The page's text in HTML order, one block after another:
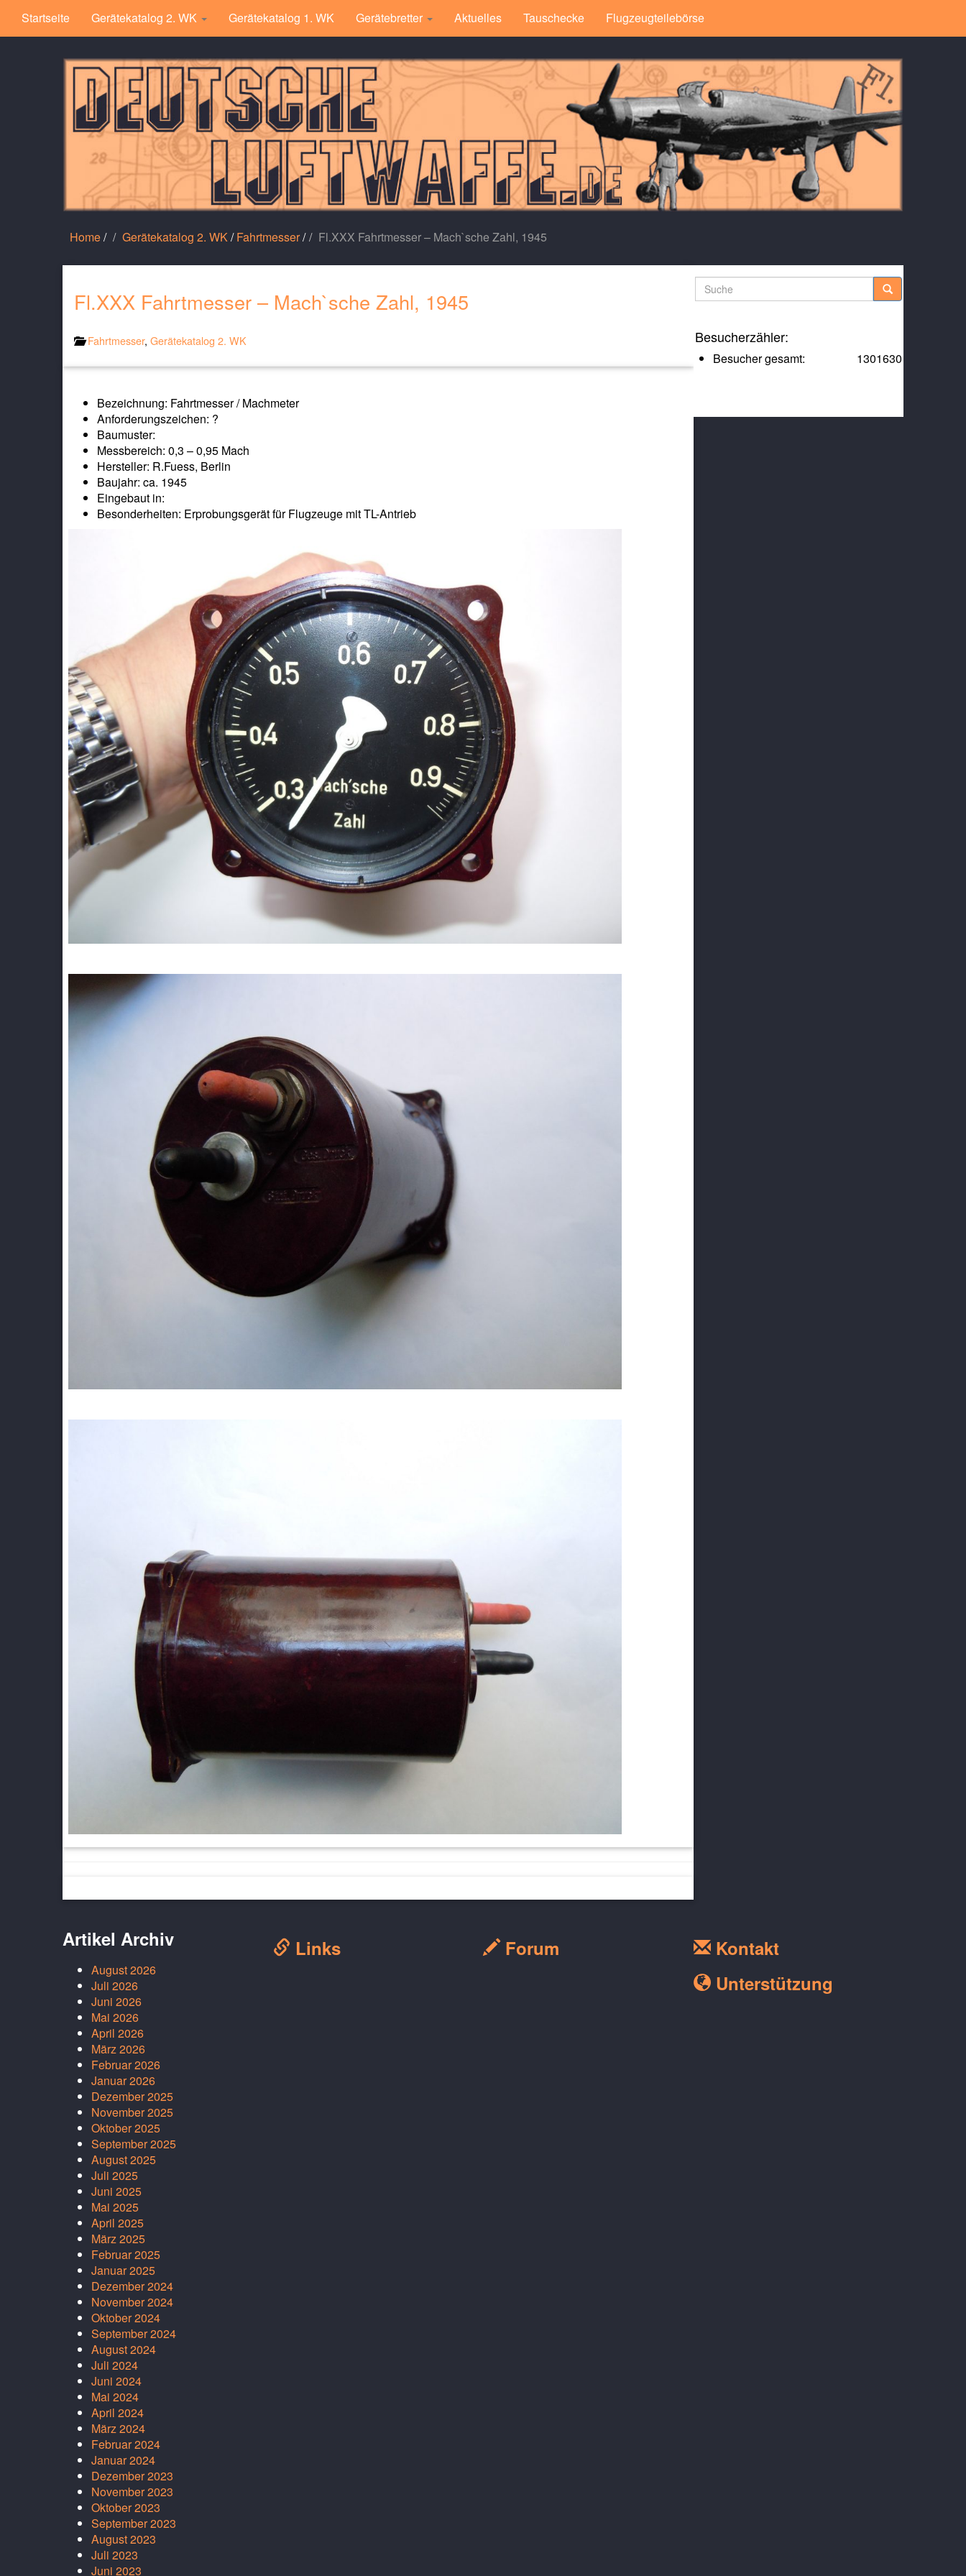
Startseite Gerätekatalog 2. WK Gerätekatalog 1. WK Gerätebretter Aktuelles Tauschecke Flugzeugteilebörse
Home/ Gerätekatalog 2. WK /Fahrtmesser/ Fl.XXX Fahrtmesser – Mach`sche Zahl, 1945
Fl.XXX Fahrtmesser – Mach`sche Zahl, 1945
Fahrtmesser, Gerätekatalog 2. WK
Bezeichnung: Fahrtmesser / Machmeter
Anforderungszeichen: ?
Baumuster:
Messbereich: 0,3 – 0,95 Mach
Hersteller: R.Fuess, Berlin
Baujahr: ca. 1945
Eingebaut in:
Besonderheiten: Erprobungsgerät für Flugzeuge mit TL-Antrieb
Suche
Besucherzähler:
1301630
Besucher gesamt:
Artikel Archiv
August 2026
Juli 2026
Juni 2026
Mai 2026
April 2026
März 2026
Februar 2026
Januar 2026
Dezember 2025
November 2025
Oktober 2025
September 2025
August 2025
Juli 2025
Juni 2025
Mai 2025
April 2025
März 2025
Februar 2025
Januar 2025
Dezember 2024
November 2024
Oktober 2024
September 2024
August 2024
Juli 2024
Juni 2024
Mai 2024
April 2024
März 2024
Februar 2024
Januar 2024
Dezember 2023
November 2023
Oktober 2023
September 2023
August 2023
Juli 2023
Juni 2023
Links Forum
Kontakt
Unterstützung